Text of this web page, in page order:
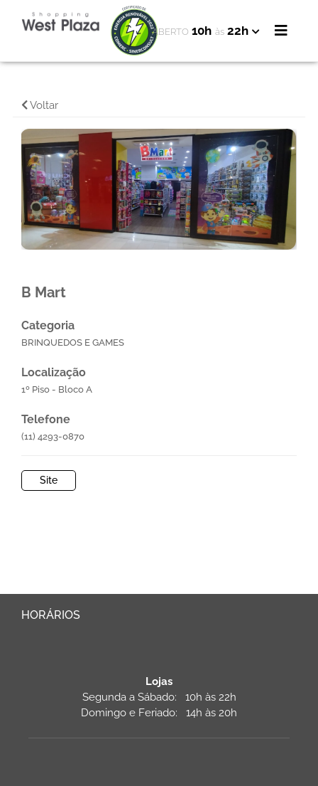
ABERTO 10h às 22h
Voltar
B Mart
Categoria
BRINQUEDOS E GAMES
Localização
1º Piso - Bloco A
Telefone
(11) 4293-0870
Site
HORÁRIOS
Lojas
Segunda a Sábado: 10h às 22h
Domingo e Feriado: 14h às 20h